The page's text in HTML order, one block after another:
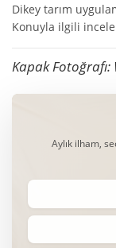
Dikey tarım
Konuyla ilgili
Kapak
Aylık ilham,